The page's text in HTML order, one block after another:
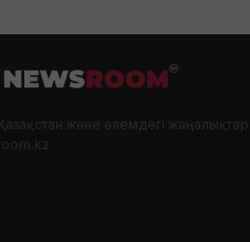
Қазақстан және әлемдегі жаңалықтар |